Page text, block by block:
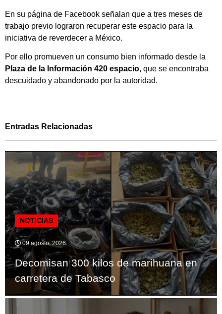
En su página de Facebook señalan que a tres meses de
trabajo previo lograron recuperar este espacio para la
iniciativa de reverdecer a México.
Por ello promueven un consumo bien informado desde la
Plaza de la Información 420 espacio, que se encontraba
descuidado y abandonado por la autoridad.
Entradas Relacionadas
NOTICIAS
09 agosto, 2026
Decomisan 300 kilos de marihuana en
carretera de Tabasco